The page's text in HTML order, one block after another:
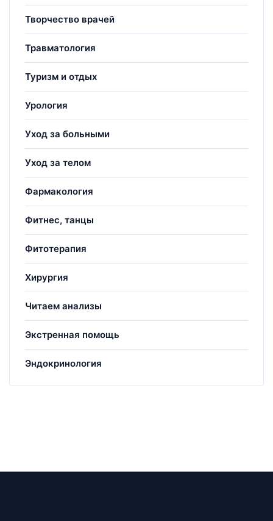
Творчество врачей
Травматология
Туризм и отдых
Урология
Уход за больными
Уход за телом
Фармакология
Фитнес, танцы
Фитотерапия
Хирургия
Читаем анализы
Экстренная помощь
Эндокринология